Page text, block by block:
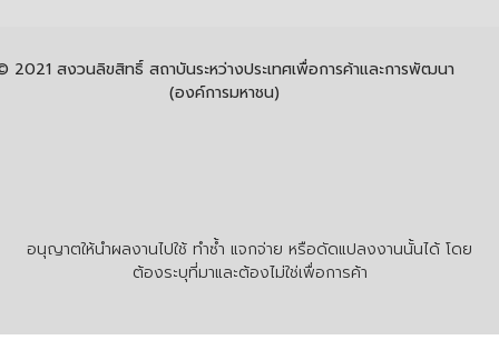
อนุญาตให้นำผลงานไปใช้ ทำซ้ำ แจกจ่าย หรือดัดแปลงงานนั้นได้ โดย
ต้องระบุที่มาและต้องไม่ใช่เพื่อการค้า
2021 สงวนลิขสิทธิ์ สถาบันระหว่างประเทศเพื่อการค้าและการพัฒนา
(องค์การมหาชน)